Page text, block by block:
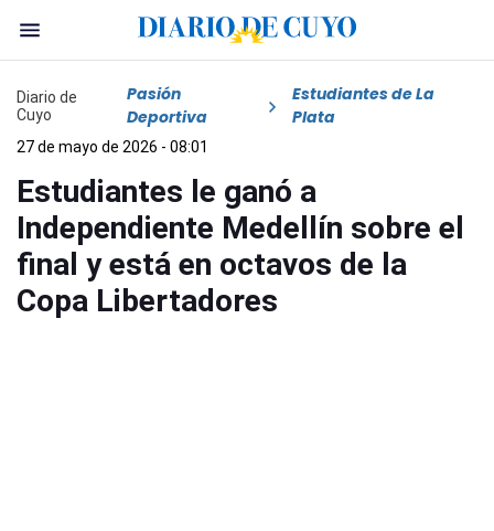
Diario de
Cuyo
Pasión
Deportiva
Estudiantes de La
Plata
27 de mayo de 2026 - 08:01
Estudiantes le ganó a
Independiente Medellín sobre el
final y está en octavos de la
Copa Libertadores